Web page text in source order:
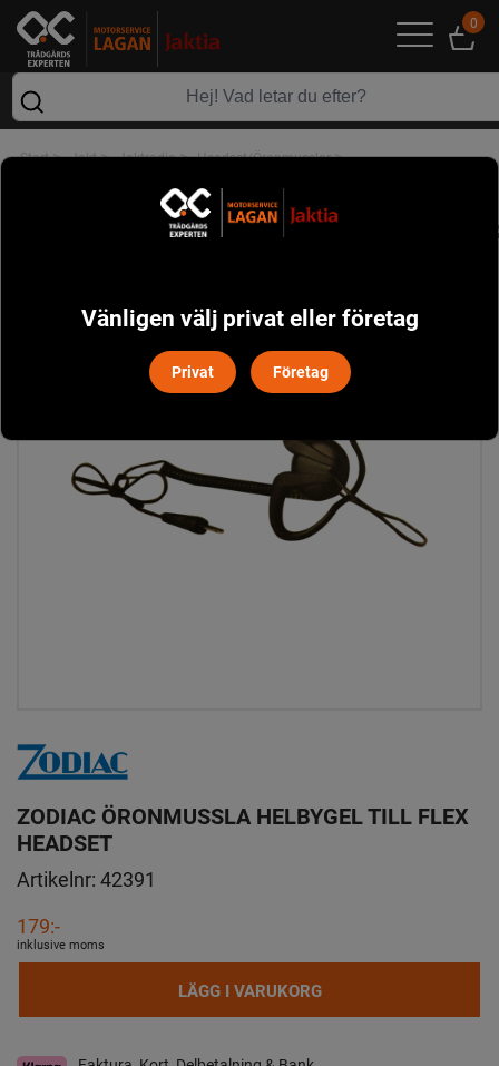
0
Start> Jakt> Jaktradio> Headset/Öronmusslor>
ZODIAC ÖRONMUSSLA HELBYGEL TILL FLEX
HEADSET
Artikelnr: 42391
179:-
inklusive moms
LÄGG I VARUKORG
Vänligen välj privat eller företag
Privat Företag